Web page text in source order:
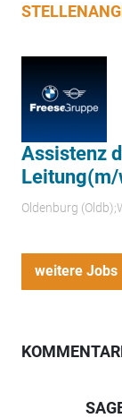
Assistenz
Leitung(m/
Oldenburg
weitere Jobs